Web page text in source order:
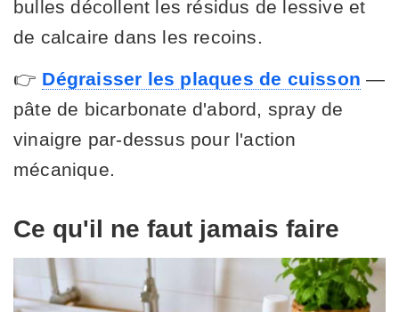
bulles décollent les résidus de lessive et
de calcaire dans les recoins.
👉 Dégraisser les plaques de cuisson —
pâte de bicarbonate d'abord, spray de
vinaigre par-dessus pour l'action
mécanique.
Ce qu'il ne faut jamais faire